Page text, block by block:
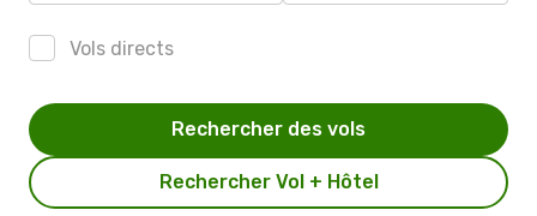
Vols directs
Rechercher Vol + Hôtel
Rechercher des vols